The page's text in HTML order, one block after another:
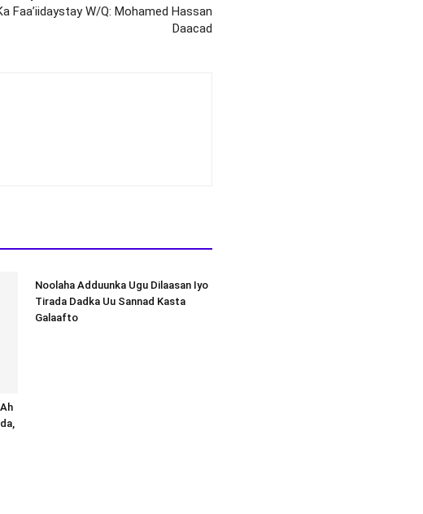
Faa’iidaystay W/Q: Mohamed Hassan
Daacad
Noolaha Adduunka Ugu Dilaasan Iyo
Tirada Dadka Uu Sannad Kasta
Galaafto